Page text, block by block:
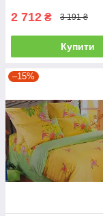
2 712 ₴ 3 191 ₴
Купити
–15%